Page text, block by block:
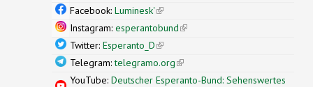
Facebook: Luminesk'(link is external)
Instagram: esperantobund(link is external)
Twitter: Esperanto_D(link is external)
Telegram:telegramo.org(link is external)
YouTube: Deutscher Esperanto-Bund: Sehenswertes